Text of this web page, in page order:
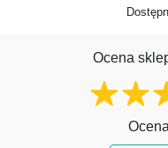
Ocena